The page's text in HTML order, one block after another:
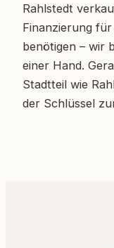
Rahlstedt
Finanzierung für
benötigen – wir
einer Hand.
Stadtteil wie
der Schlüssel